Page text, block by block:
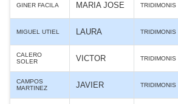
GINER FACILA MARIA JOSE TRIDIMONIS
MIGUEL UTIEL LAURA TRIDIMONIS
CALERO
SOLER
VICTOR TRIDIMONIS
CAMPOS
MARTINEZ
JAVIER TRIDIMONIS